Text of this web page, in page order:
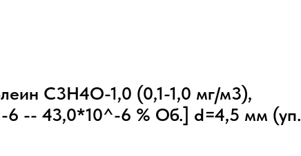
C3H4O-1,0 (0,1-1,0 мг/м3),
6 -- 43,0*10^-6 % Об.] d=4,5 мм (уп.